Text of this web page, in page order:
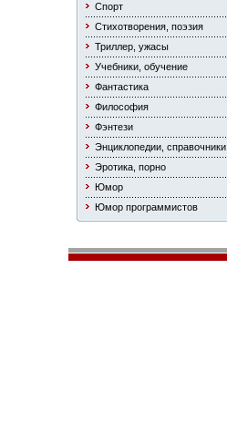
Спорт
Стихотворения, поэзия
Триллер, ужасы
Учебники, обучение
Фантастика
Философия
Фэнтези
Энциклопедии, справочники
Эротика, порно
Юмор
Юмор программистов